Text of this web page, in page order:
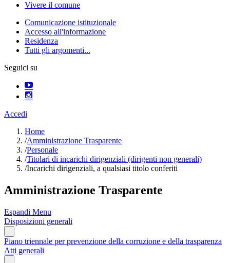
Vivere il comune
Comunicazione istituzionale
Accesso all'informazione
Residenza
Tutti gli argomenti...
Seguici su
Accedi
Home
/Amministrazione Trasparente
/Personale
/Titolari di incarichi dirigenziali (dirigenti non generali)
/Incarichi dirigenziali, a qualsiasi titolo conferiti
Amministrazione Trasparente
Espandi Menu
Disposizioni generali
Piano triennale per prevenzione della corruzione e della trasparenza
Atti generali